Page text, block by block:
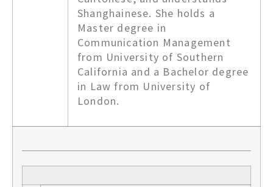
Shanghainese. She holds a
Master degree in
Communication Management
from University of Southern
California and a Bachelor degree
in Law from University of
London.